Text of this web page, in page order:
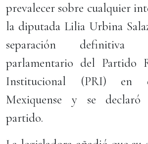
prevalecer sobre cualquier
la diputada Lilia Urbina
separación
parlamentario del Partido
Institucional (PRI) en
Mexiquense y se
partido.